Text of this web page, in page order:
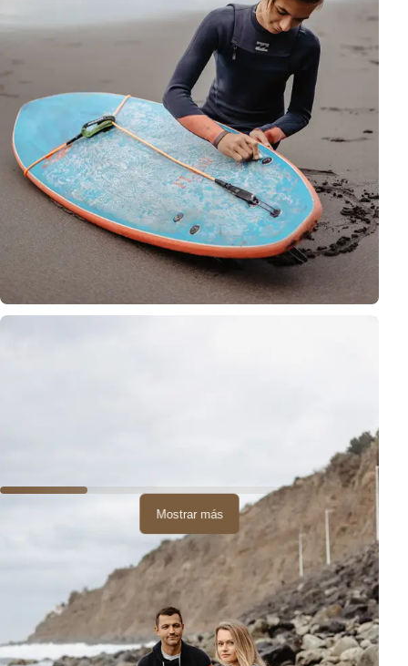
Mostrar más
Lo que me encanta de las sesiones en esta playa es su
autenticidad. No hay elementos artificiales aquí - solo la
naturaleza en su forma más pura. Los niños pudieron correr
libremente por la arena, y los padres disfrutar del momento sin